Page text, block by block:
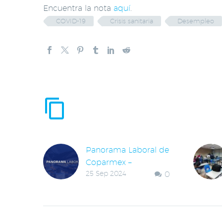
Encuentra la nota aquí.
COVID-19 Crisis sanitaria Desempleo
Panorama Laboral de
Coparmex –
SEPTIEMBRE 2024
0
25 Sep 2024